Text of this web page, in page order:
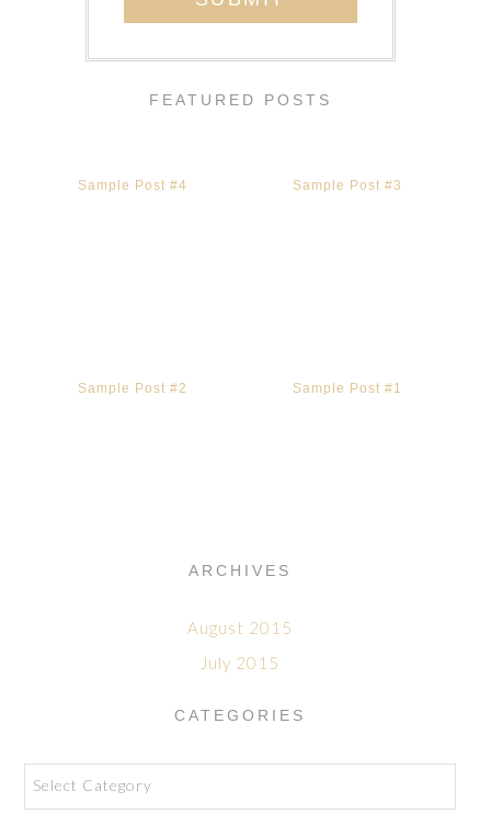
FEATURED POSTS
Sample Post #4 Sample Post #3
Sample Post #2 Sample Post #1
ARCHIVES
August 2015
July 2015
CATEGORIES
Categories